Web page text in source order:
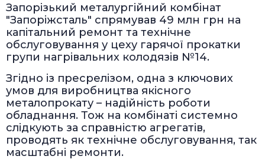
Запорізький металургійний комбінат
"Запоріжсталь" спрямував 49 млн грн на
капітальний ремонт та технічне
обслуговування у цеху гарячої прокатки
групи нагрівальних колодязів №14.
Згідно із пресрелізом, одна з ключових
умов для виробництва якісного
металопрокату – надійність роботи
обладнання. Тож на комбінаті системно
слідкують за справністю агрегатів,
проводять як технічне обслуговування, так
масштабні ремонти.